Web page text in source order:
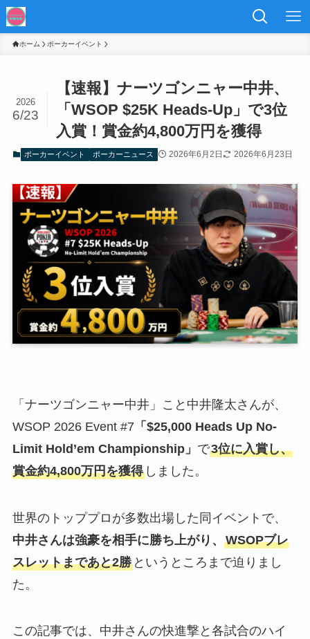
ホーム ポーカーイベント
【速報】ナーツゴンニャー中井、
「WSOP $25K Heads-Up」で3位
入賞！賞金約4,800万円を獲得
2026
6/23
ポーカーイベント ポーカーニュース 2026年6月2日 2026年6月23日
「ナーツゴンニャー中井」こと中井隆太さんが、
WSOP 2026 Event #7 「$25,000 Heads Up No-
Limit Hold’em Championship」 で3位に入賞し、
賞金約4,800万円を獲得しました。
世界のトッププロが多数出場した同イベントで、
中井さんは強豪を相手に勝ち上がり、 WSOPブレ
スレットまであと2勝というところまで迫りまし
た。
この記事では、中井さんの快進撃と各試合のハイ